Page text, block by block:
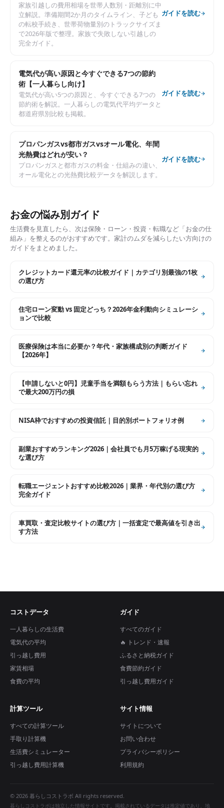
家族引越しの費用相場を世帯人数別・距離別に中
立解説。準備期間2か月のタイムライン、子ども
の転校手続き、世帯荷物量別のトラックサイズま
で2026年版で整理。家族で失敗しない引越しの
完全ガイド。
ガイドを読む
電気代が高い原因と今すぐできる7つの節約
術【一人暮らし向け】
電気代が高い5つの原因と、今すぐできる7つの
節約術を解説。一人暮らしの電気代平均データと
都道府県別比較も掲載。
ガイドを読む
プロパンガスvs都市ガスvsオール電化、年間
光熱費はどれが安い？
プロパンガスと都市ガスの料金・仕組みの違い、
オール電化との光熱費比較データを解説します。
ガイドを読む
お金の悩み別ガイド
生活費を見直したら、次は保険・ローン・投資・転職など「お金の仕
組み」を整えるのがおすすめです。家計のムダを減らしたい方向けの
ガイドをまとめました。
クレジットカード還元率の比較ガイド｜カテゴリ別最強の1枚
の選び方
住宅ローン変動 vs 固定どっち？2026年金利動向シミュレーシ
ョンで比較
医療保険は本当に必要か？年代・家族構成別の判断ガイド
【2026年】
【申請しないと0円】児童手当を満額もらう方法｜もらい忘れ
で最大200万円の損
NISA枠でおすすめの投資信託｜目的別ポートフォリオ例
副業おすすめランキング2026｜会社員でも月5万稼げる現実的
な選び方
転職エージェントおすすめ比較2026｜業界・年代別の選び方
完全ガイド
車買取・査定比較サイトの選び方｜一括査定で最高値を引き出
す方法
コストデータ
一人暮らしの生活費
電気代の平均
引っ越し費用
家賃相場
食費の平均
ガイド
すべてのガイド
🔥 トレンド・速報
ふるさと納税ガイド
食費節約ガイド
引っ越し費用ガイド
計算ツール
すべての計算ツール
手取り計算機
生活費シミュレーター
引っ越し費用計算機
サイト情報
サイトについて
お問い合わせ
プライバシーポリシー
利用規約
© 2026 暮らしコストラボ All rights reserved.
暮らしコストラボは独立した情報サイトです。掲載されているデータは推定値であり、地